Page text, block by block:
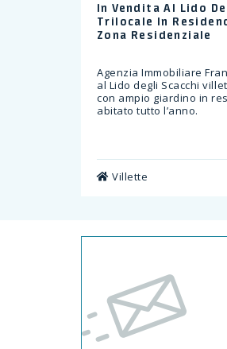
In Vendita Al Lido
Trilocale In
Zona Residenziale
Agenzia Immobiliare
al Lido degli Scacchi
con ampio giardino in
abitato tutto l’anno.
Villette